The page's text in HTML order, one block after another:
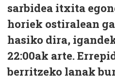
sarbidea itxita
horiek ostiralean
hasiko dira,
22:00ak arte.
berritzeko lanak